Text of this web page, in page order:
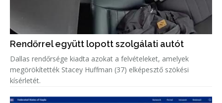
Rendőrrel együtt lopott szolgálati autót
Dallas rendőrsége kiadta azokat a felvételeket, amelyek
megörökítették Stacey Huffman (37) elképesztő szökési
kísérletét.